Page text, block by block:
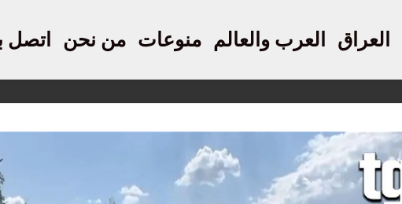
العراق العرب والعالم منوعات من نحن اتصل